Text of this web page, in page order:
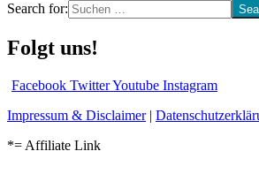
Search for:
Folgt uns!
Facebook TwitterYoutube Instagram
Impressum & Disclaimer|
*= Affiliate Link